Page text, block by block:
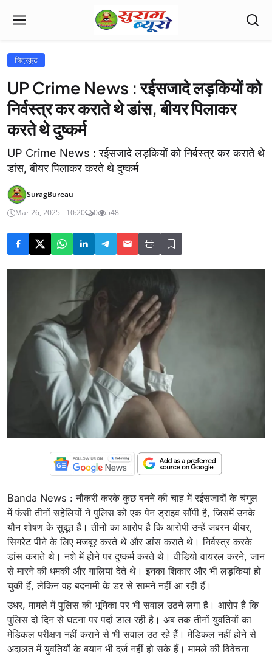
चित्रकूट
UP Crime News : रईसजादे लड़कियों को
निर्वस्त्र कर कराते थे डांस, बीयर पिलाकर
करते थे दुष्कर्म
UP Crime News : रईसजादे लड़कियों को निर्वस्त्र कर कराते थे
डांस, बीयर पिलाकर करते थे दुष्कर्म
SuragBureau
Mar 26, 2025 - 10:20
0 548
Banda News : नौकरी करके कुछ बनने की चाह में रईसजादों के चंगुल
में फंसी तीनों सहेलियों ने पुलिस को एक पेन ड्राइव सौंपी है, जिसमें उनके
यौन शोषण के सुबूत हैं। तीनों का आरोप है कि आरोपी उन्हें जबरन बीयर,
सिगरेट पीने के लिए मजबूर करते थे और डांस कराते थे। निर्वस्त्र करके
डांस कराते थे। नशे में होने पर दुष्कर्म करते थे। वीडियो वायरल करने, जान
से मारने की धमकी और गालियां देते थे। इनका शिकार और भी लड़कियां हो
चुकी हैं, लेकिन वह बदनामी के डर से सामने नहीं आ रही हैं।
उधर, मामले में पुलिस की भूमिका पर भी सवाल उठने लगा है। आरोप है कि
पुलिस दो दिन से घटना पर पर्दा डाल रही है। अब तक तीनों युवतियों का
मेडिकल परीक्षण नहीं कराने से भी सवाल उठ रहे हैं। मेडिकल नहीं होने से
अदालत में युवतियों के बयान भी दर्ज नहीं हो सके हैं। मामले की विवेचना